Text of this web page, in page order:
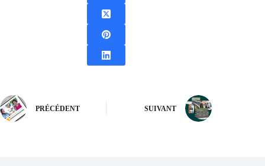
PRÉCÉDENT SUIVANT